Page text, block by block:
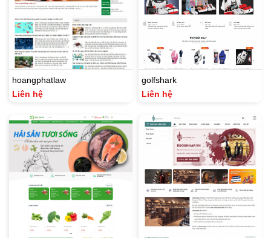
hoangphatlaw
Liên hệ
golfshark
Liên hệ